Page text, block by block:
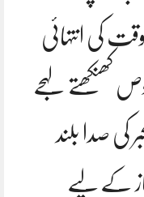
کی انتہائی
کھنکھتے لہجے
صدا بلند
کے لیے